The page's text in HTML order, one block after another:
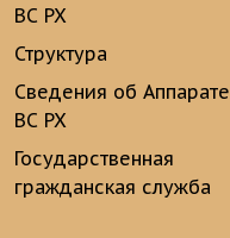
ВС РХ
Структура
Сведения об Аппарате
ВС РХ
Государственная
гражданская служба